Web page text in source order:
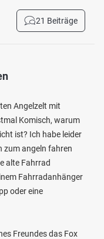
21 Beiträge
Angelzelt mit
Komisch, warum
ist? Ich habe leider
zum angeln fahren
alte Fahrrad
Fahrradanhänger
oder eine
Freundes das Fox